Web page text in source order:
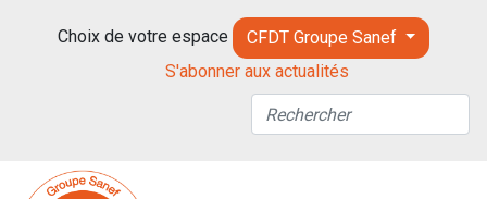
Choix de votre espace
CFDT Groupe Sanef
S'abonner aux actualités